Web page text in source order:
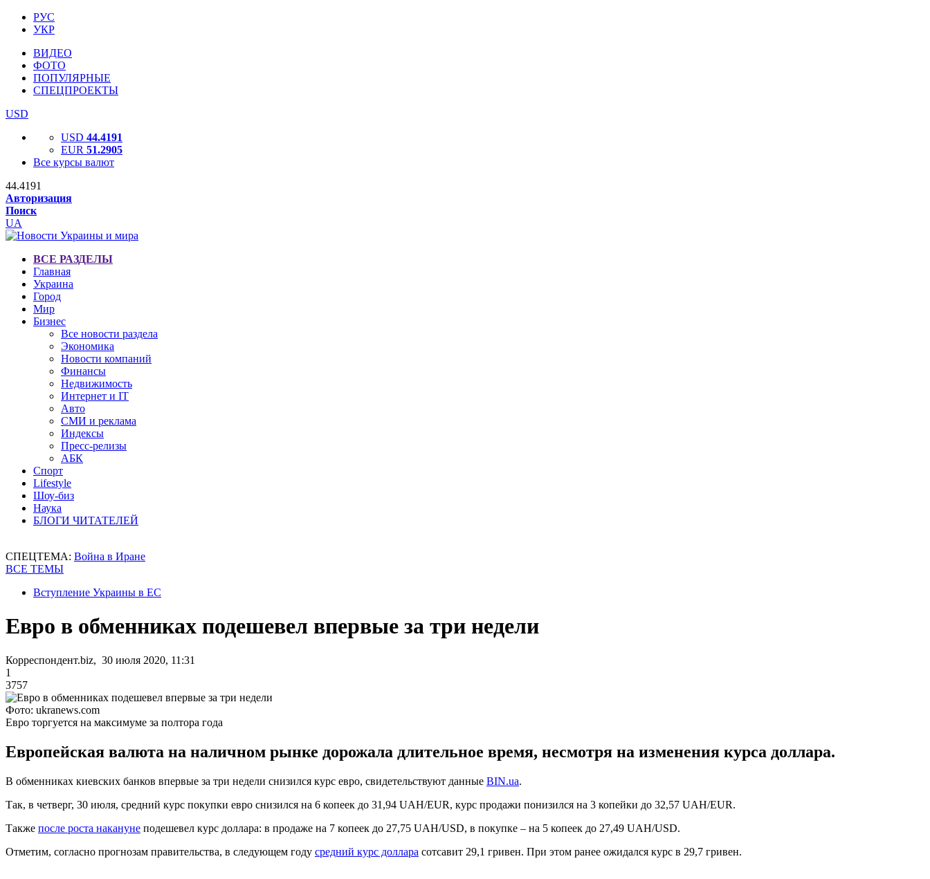
РУС
УКР
ВИДЕО
ФОТО
ПОПУЛЯРНЫЕ
СПЕЦПРОЕКТЫ
USD
USD 44.4191
EUR 51.2905
Все курсы валют
44.4191
Авторизация
Поиск
UA
ВСЕ РАЗДЕЛЫ
Главная
Украина
Город
Мир
Бизнес
Все новости раздела
Экономика
Новости компаний
Финансы
Недвижимость
Интернет и IT
Авто
СМИ и реклама
Индексы
Пресс-релизы
АБК
Спорт
Lifestyle
Шоу-биз
Наука
БЛОГИ ЧИТАТЕЛЕЙ
СПЕЦТЕМА: Война в Иране
ВСЕ ТЕМЫ
Вступление Украины в ЕС
Евро в обменниках подешевел впервые за три недели
Корреспондент.biz, 30 июля 2020, 11:31
1
3757
Фото: ukranews.com
Евро торгуется на максимуме за полтора года
Европейская валюта на наличном рынке дорожала длительное время, несмотря на изменения курса доллара.
В обменниках киевских банков впервые за три недели снизился курс евро, свидетельствуют данные BIN.ua.
Так, в четверг, 30 июля, средний курс покупки евро снизился на 6 копеек до 31,94 UAH/EUR, курс продажи понизился на 3 копейки до 32,57 UAH/EUR.
Также после роста накануне подешевел курс доллара: в продаже на 7 копеек до 27,75 UAH/USD, в покупке – на 5 копеек до 27,49 UAH/USD.
Отметим, согласно прогнозам правительства, в следующем году средний курс доллара сотсавит 29,1 гривен. При этом ранее ожидался курс в 29,7 гривен.